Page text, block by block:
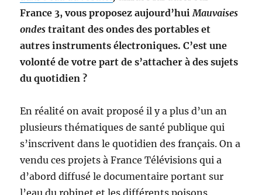
France 3, vous proposez aujourd’huiMauvaises
ondes traitant des ondes des portables et
autres instruments électroniques. C’est une
volonté de votre part de s’attacher à des sujets
du quotidien ?
En réalité on avait proposé il y a plus d’un an
plusieurs thématiques de santé publique qui
s’inscrivent dans le quotidien des français. On a
vendu ces projets à France Télévisions qui a
d’abord diffusé le documentaire portant sur
l’eau du robinet et les différents poisons